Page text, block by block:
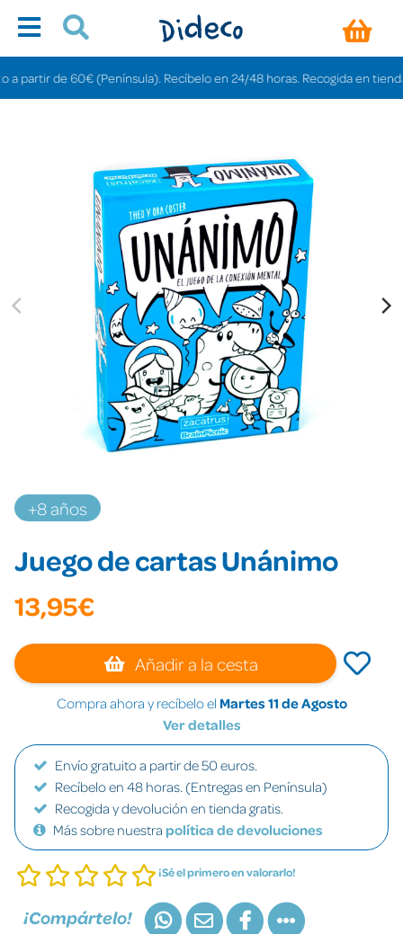
de 60€ (Península). Recíbelo en 24/48 horas. Recogida en tiendas
+8 años
Juego de cartas Unánimo
13,95€
Añadir a la cesta
Compra ahora y recíbelo el Martes 11 de Agosto
Ver detalles
Envío gratuito a partir de 50 euros.
Recíbelo en 48 horas. (Entregas en Península)
Recogida y devolución en tienda gratis.
Más sobre nuestra política de devoluciones
¡Sé el primero en valorarlo!
¡Compártelo!